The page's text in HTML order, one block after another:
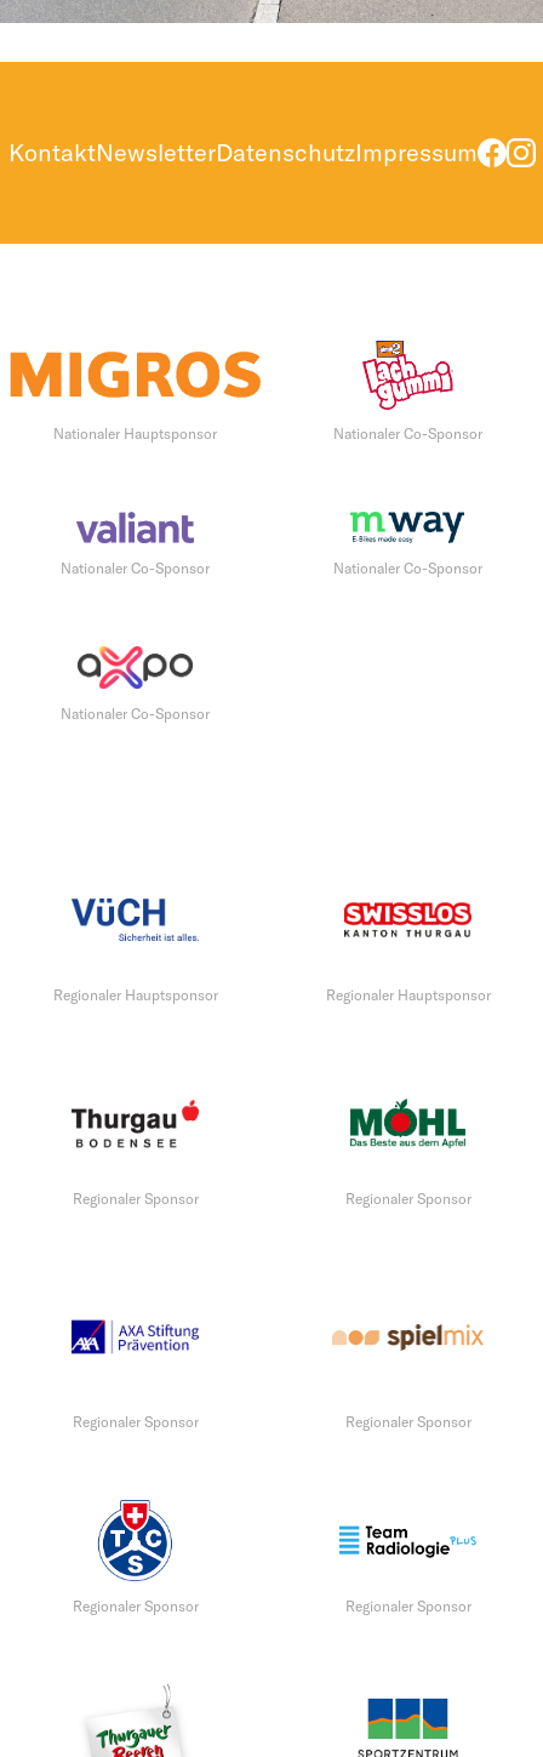
KontaktNewsletterDatenschutzImpressum
Nationaler Hauptsponsor Nationaler Co-Sponsor
Nationaler Co-Sponsor Nationaler Co-Sponsor
Nationaler Co-Sponsor
Regionaler Hauptsponsor Regionaler Hauptsponsor
Regionaler Sponsor Regionaler Sponsor
Regionaler Sponsor Regionaler Sponsor
Regionaler Sponsor Regionaler Sponsor